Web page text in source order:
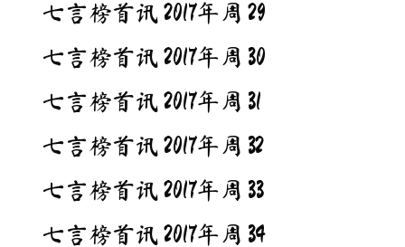
七言榜首讯 2017年周 29
七言榜首讯 2017年周 30
七言榜首讯 2017年周 31
七言榜首讯 2017年周 32
七言榜首讯 2017年周 33
七言榜首讯 2017年周 34